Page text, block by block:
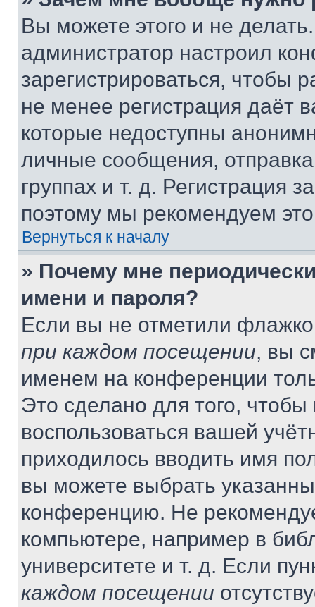
Вы можете этого и не
администратор настроил
зарегистрироваться, чтобы
не менее регистрация даёт
которые недоступны
личные сообщения,
группах и т. д. Регистрация
поэтому мы рекомендуем
Вернуться к началу
» Почему мне
имени и пароля?
Если вы не отметили
при каждом посещении, вы
именем на конференции
Это сделано для того, чтобы
воспользоваться вашей
приходилось вводить имя
вы можете выбрать
конференцию. Не
компьютере, например в
университете и т. д. Если
каждом посещении